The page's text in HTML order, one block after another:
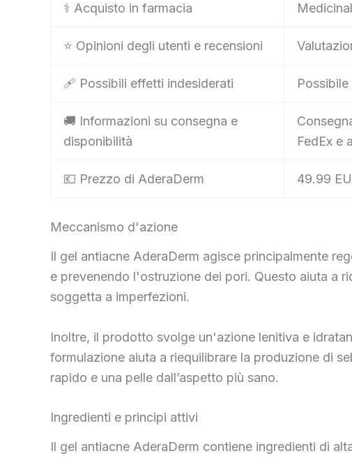
⚕️ Acquisto in farmacia
⭐ Opinioni degli utenti e recensioni
🩹 Possibili effetti indesiderati
🚚 Informazioni su consegna e
disponibilità
FedEx e
💶 Prezzo di AderaDerm 49.99
Meccanismo d'azione
Il gel antiacne AderaDerm agisce principalmente
e prevenendo l'ostruzione dei pori. Questo aiuta a
soggetta a imperfezioni.
Inoltre, il prodotto svolge un'azione lenitiva e
formulazione aiuta a riequilibrare la produzione di
rapido e una pelle dall’aspetto più sano.
Ingredienti e principi attivi
Il gel antiacne AderaDerm contiene ingredienti di